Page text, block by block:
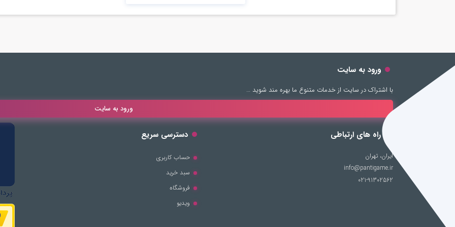
ورود به سایت
با اشتراک در سایت از خدمات متنوع ما بهره مند شوید …
ورود به سایت
راه های ارتباطی
ایران، تهران
info@pantigame.ir
021-91302562
دسترسی سریع
حساب کاربری
سبد خرید
فروشگاه
ویدیو